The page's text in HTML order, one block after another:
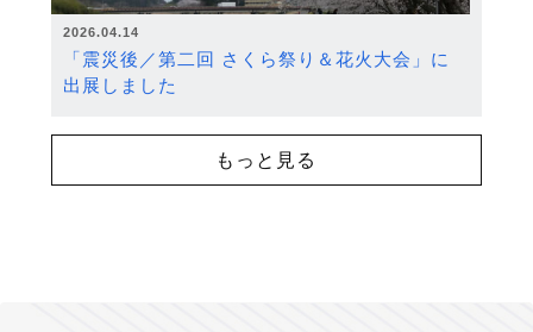
2026.04.14
「震災後／第二回 さくら祭り＆花火大会」に
出展しました
もっと見る